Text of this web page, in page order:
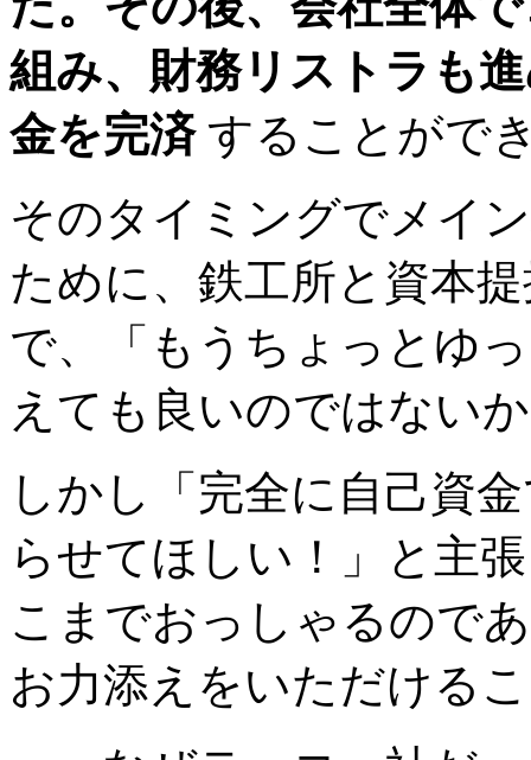
組み、財務リストラも
金を完済することがで
そのタイミングでメイ
ために、鉄工所と資本
で、「もうちょっとゆ
えても良いのではない
しかし「完全に自己資
らせてほしい！」と主
こまでおっしゃるので
お力添えをいただける